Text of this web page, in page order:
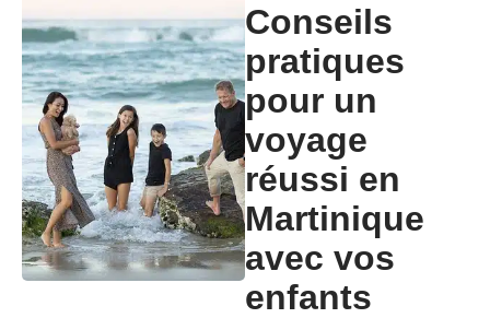
Conseils
pratiques
pour un
voyage
réussi en
Martinique
avec vos
enfants